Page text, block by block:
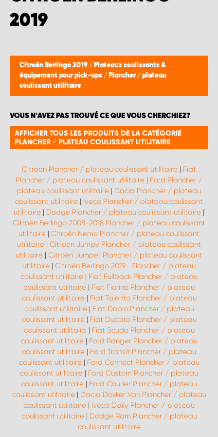
2019
Citroën Berlingo 2019 / Plateaux coulissants &
équipement pour pick-ups / Plancher / plateau
coulissant utilitaire
VOUS N'AVEZ PAS TROUVÉ CE QUE VOUS CHERCHIEZ?
AFFICHER TOUS LES PRODUITS DE LA CATÉGORIE
PLANCHER / PLATEAU COULISSANT UTILITAIRE
Citroën Plancher / plateau coulissant utilitaire | Fiat
Plancher / plateau coulissant utilitaire | Ford Plancher /
plateau coulissant utilitaire | Dacia Plancher / plateau
coulissant utilitaire | Iveco Plancher / plateau coulissant
utilitaire | Dodge Plancher / plateau coulissant utilitaire |
Citroën Berlingo 2008-2018 Plancher / plateau coulissant
utilitaire | Citroën Nemo Plancher / plateau coulissant
utilitaire | Citroën Jumpy Plancher / plateau coulissant
utilitaire | Citroën Jumper Plancher / plateau coulissant
utilitaire | Citroën Berlingo 2019- Plancher / plateau
coulissant utilitaire | Fiat Fullback Plancher / plateau
coulissant utilitaire | Fiat Fiorino Plancher / plateau
coulissant utilitaire| Fiat Talento Plancher / plateau
coulissant utilitaire| Fiat Doblo Plancher / plateau
coulissant utilitaire| Fiat Ducato Plancher / plateau
coulissant utilitaire| Fiat Scudo Plancher / plateau
coulissant utilitaire| Ford Ranger Plancher / plateau
coulissant utilitaire | Ford Transit Plancher / plateau
coulissant utilitaire| Ford Connect Plancher / plateau
coulissant utilitaire | Ford Custom Plancher / plateau
coulissant utilitaire | Ford Courier Plancher / plateau
coulissant utilitaire| Dacia Dokker Van Plancher / plateau
coulissant utilitaire | Iveco Daily Plancher / plateau
coulissant utilitaire| Dodge Ram Plancher / plateau
coulissant utilitaire
WORK SYSTEM BRUXELLES
WORK SYSTEM NAMUR
WORK SYSTEM WEST BY PRO-VAN